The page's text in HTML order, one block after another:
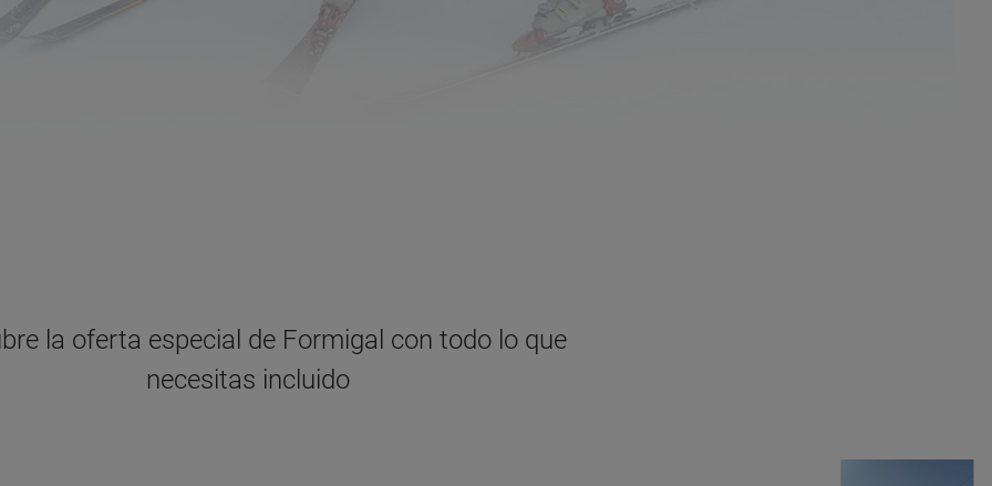
la oferta especial de Formigal con todo lo que
necesitas incluido